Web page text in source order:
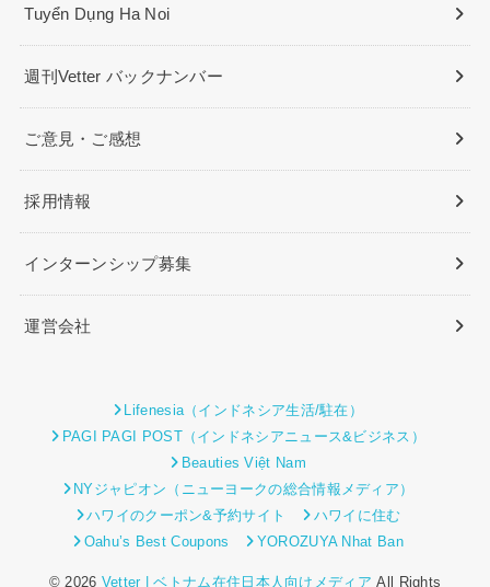
Tuyển Dụng Ha Noi
週刊Vetter バックナンバー
ご意見・ご感想
採用情報
インターンシップ募集
運営会社
Lifenesia（インドネシア生活/駐在）
PAGI PAGI POST（インドネシアニュース&ビジネス）
Beauties Việt Nam
NYジャピオン（ニューヨークの総合情報メディア）
ハワイのクーポン&予約サイト
ハワイに住む
Oahu’s Best Coupons
YOROZUYA Nhat Ban
© 2026 Vetter | ベトナム在住日本人向けメディア All Rights